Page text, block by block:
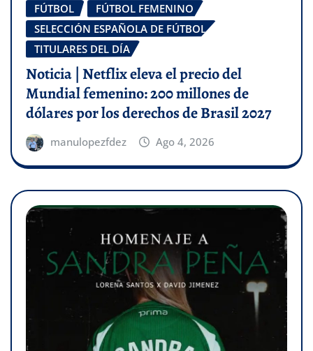
FÚTBOL
FÚTBOL FEMENINO
SELECCIÓN ESPAÑOLA DE FÚTBOL
TITULARES DEL DÍA
Noticia | Netflix eleva el precio del
Mundial femenino: 200 millones de
dólares por los derechos de Brasil 2027
manulopezfdez Ago 4, 2026